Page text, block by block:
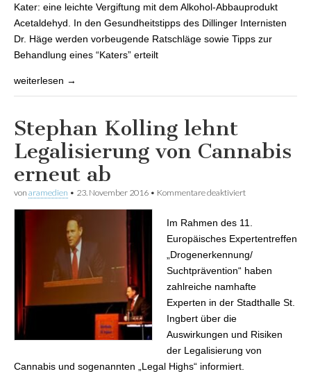
Kater: eine leichte Vergiftung mit dem Alkohol-Abbauprodukt
Acetaldehyd. In den Gesundheitstipps des Dillinger Internisten
Dr. Häge werden vorbeugende Ratschläge sowie Tipps zur
Behandlung eines “Katers” erteilt
weiterlesen →
Stephan Kolling lehnt
Legalisierung von Cannabis
erneut ab
von aramedien • 23. November 2016 • Kommentare deaktiviert
Cannabis erneut
ab
Im Rahmen des 11.
Europäisches Expertentreffen
„Drogenerkennung/
Suchtprävention“ haben
zahlreiche namhafte
Experten in der Stadthalle St.
Ingbert über die
Auswirkungen und Risiken
der Legalisierung von
Cannabis und sogenannten „Legal Highs“ informiert.